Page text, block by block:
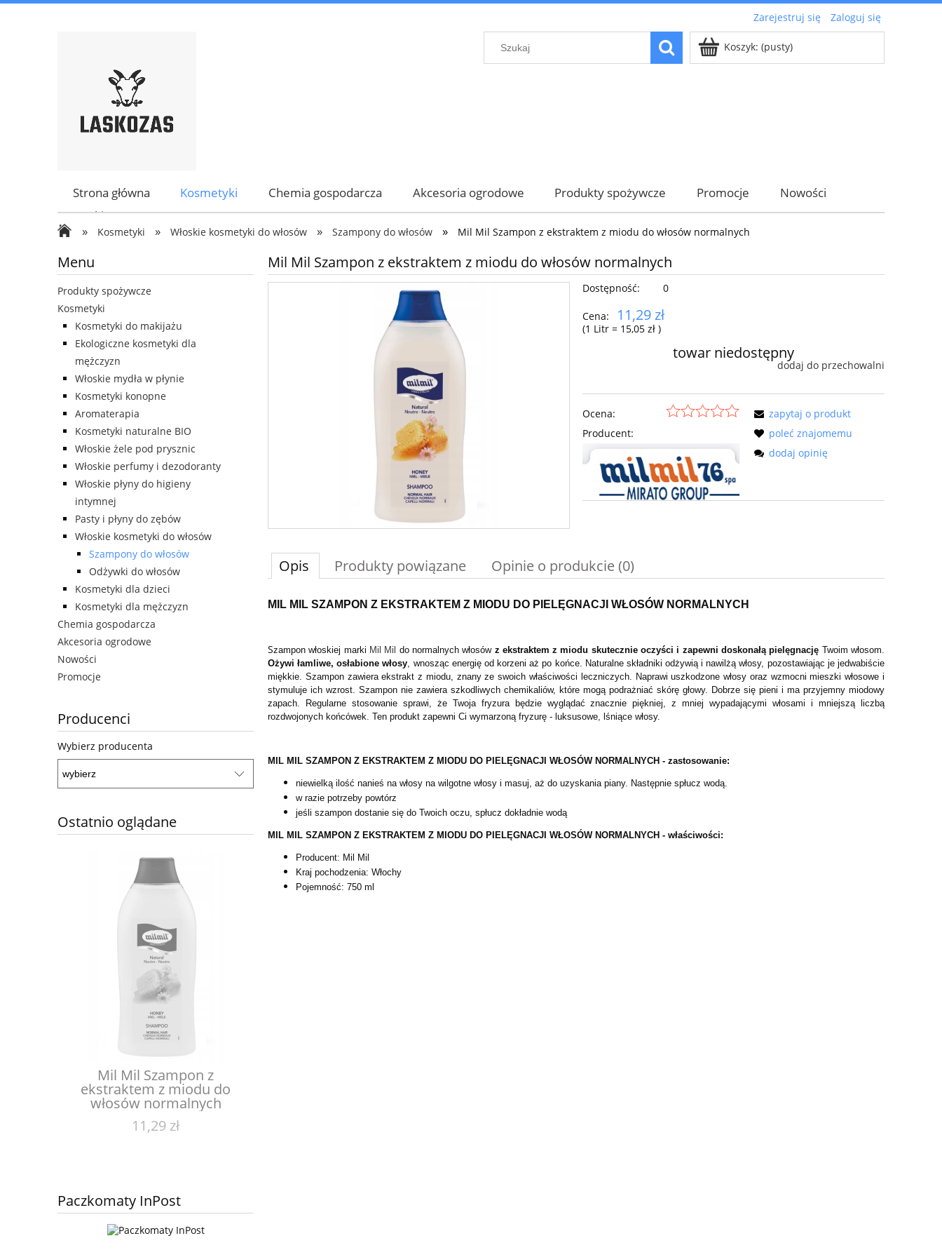
Zarejestruj się Zaloguj się
Koszyk: (pusty)
Strona główna Kosmetyki Chemia gospodarcza Akcesoria ogrodowe Produkty spożywcze Promocje
Nowości
Marki
»
Kosmetyki » Włoskie kosmetyki do włosów » Szampony do włosów » Mil Mil Szampon z ekstraktem z miodu do włosów normalnych
Menu
Produkty spożywcze
Kosmetyki
Kosmetyki do makijażu
Ekologiczne kosmetyki dla
mężczyzn
Włoskie mydła w płynie
Kosmetyki konopne
Aromaterapia
Kosmetyki naturalne BIO
Włoskie żele pod prysznic
Włoskie perfumy i dezodoranty
Włoskie płyny do higieny
intymnej
Pasty i płyny do zębów
Włoskie kosmetyki do włosów
Szampony do włosów
Odżywki do włosów
Kosmetyki dla dzieci
Kosmetyki dla mężczyzn
Chemia gospodarcza
Akcesoria ogrodowe
Nowości
Promocje
Producenci
Wybierz producenta
Ostatnio oglądane
Mil Mil Szampon z
ekstraktem z miodu do
włosów normalnych
11,29 zł
Paczkomaty InPost
Mil Mil Szampon z ekstraktem z miodu do włosów normalnych
Dostępność: 0
Cena: 11,29 zł
(1 Litr = 15,05 zł)
towar niedostępny
dodaj do przechowalni
Ocena:
Producent:
zapytaj o produkt
poleć znajomemu
dodaj opinię
Opis Produkty powiązane Opinie o produkcie (0)
MIL MIL SZAMPON Z EKSTRAKTEM Z MIODU DO PIELĘGNACJI WŁOSÓW NORMALNYCH
Szampon włoskiej marki Mil Mil do normalnych włosów z ekstraktem z miodu skutecznie oczyści i zapewni doskonałą pielęgnację Twoim włosom.
Ożywi łamliwe, osłabione włosy, wnosząc energię od korzeni aż po końce. Naturalne składniki odżywią i nawilżą włosy, pozostawiając je jedwabiście
miękkie. Szampon zawiera ekstrakt z miodu, znany ze swoich właściwości leczniczych. Naprawi uszkodzone włosy oraz wzmocni mieszki włosowe i
stymuluje ich wzrost. Szampon nie zawiera szkodliwych chemikaliów, które mogą podrażniać skórę głowy. Dobrze się pieni i ma przyjemny miodowy
zapach. Regularne stosowanie sprawi, że Twoja fryzura będzie wyglądać znacznie piękniej, z mniej wypadającymi włosami i mniejszą liczbą
rozdwojonych końcówek. Ten produkt zapewni Ci wymarzoną fryzurę - luksusowe, lśniące włosy.
MIL MIL SZAMPON Z EKSTRAKTEM Z MIODU DO PIELĘGNACJI WŁOSÓW NORMALNYCH - zastosowanie:
niewielką ilość nanieś na włosy na wilgotne włosy i masuj, aż do uzyskania piany. Następnie spłucz wodą.
w razie potrzeby powtórz
jeśli szampon dostanie się do Twoich oczu, spłucz dokładnie wodą
MIL MIL SZAMPON Z EKSTRAKTEM Z MIODU DO PIELĘGNACJI WŁOSÓW NORMALNYCH - właściwości:
Producent: Mil Mil
Kraj pochodzenia: Włochy
Pojemność: 750 ml